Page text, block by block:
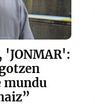
'JONMAR':
mundu